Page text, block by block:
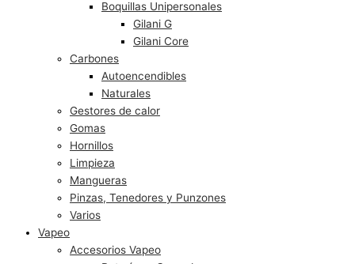
Boquillas Unipersonales
Gilani G
Gilani Core
Carbones
Autoencendibles
Naturales
Gestores de calor
Gomas
Hornillos
Limpieza
Mangueras
Pinzas, Tenedores y Punzones
Varios
Vapeo
Accesorios Vapeo